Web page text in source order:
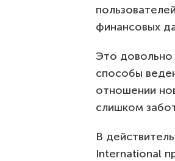
финансовых
Это довольно
способы
отношении
слишком
В
International